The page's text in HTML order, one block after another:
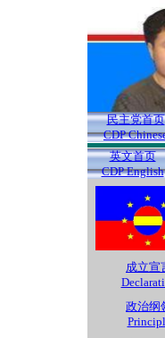
民主党首页
CDP
英文首页
CDP English
成立宣
政治纲